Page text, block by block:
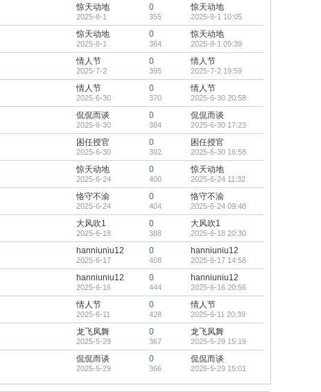
惊天动地
2025-8-1
0
355
惊天动地
2025-8-1 10:05
惊天动地
2025-8-1
0
364
惊天动地
2025-8-1 09:39
情人节
2025-7-2
0
395
情人节
2025-7-2 19:59
情人节
2025-6-30
0
370
情人节
2025-6-30 20:58
侃侃而谈
2025-6-30
0
384
侃侃而谈
2025-6-30 17:23
困任授官
2025-6-30
0
392
困任授官
2025-6-30 16:58
惊天动地
2025-6-24
0
400
惊天动地
2025-6-24 11:32
恪守不渝
2025-6-24
0
404
恪守不渝
2025-6-24 09:48
大风吹1
2025-6-18
0
388
大风吹1
2025-6-18 20:30
hanniuniu12
2025-6-17
0
408
hanniuniu12
2025-6-17 14:58
hanniuniu12
2025-6-16
0
444
hanniuniu12
2025-6-16 20:56
情人节
2025-6-11
0
428
情人节
2025-6-11 20:39
龙飞凤舞
2025-5-29
0
367
龙飞凤舞
2025-5-29 15:19
侃侃而谈
2025-5-29
0
366
侃侃而谈
2025-5-29 15:01